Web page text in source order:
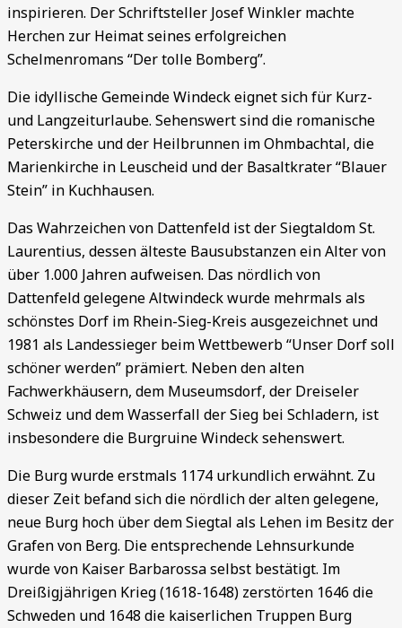
inspirieren. Der Schriftsteller Josef Winkler machte
Herchen zur Heimat seines erfolgreichen
Schelmenromans “Der tolle Bomberg”.
Die idyllische Gemeinde Windeck eignet sich für Kurz-
und Langzeiturlaube. Sehenswert sind die romanische
Peterskirche und der Heilbrunnen im Ohmbachtal, die
Marienkirche in Leuscheid und der Basaltkrater “Blauer
Stein” in Kuchhausen.
Das Wahrzeichen von Dattenfeld ist der Siegtaldom St.
Laurentius, dessen älteste Bausubstanzen ein Alter von
über 1.000 Jahren aufweisen. Das nördlich von
Dattenfeld gelegene Altwindeck wurde mehrmals als
schönstes Dorf im Rhein-Sieg-Kreis ausgezeichnet und
1981 als Landessieger beim Wettbewerb “Unser Dorf soll
schöner werden” prämiert. Neben den alten
Fachwerkhäusern, dem Museumsdorf, der Dreiseler
Schweiz und dem Wasserfall der Sieg bei Schladern, ist
insbesondere die Burgruine Windeck sehenswert.
Die Burg wurde erstmals 1174 urkundlich erwähnt. Zu
dieser Zeit befand sich die nördlich der alten gelegene,
neue Burg hoch über dem Siegtal als Lehen im Besitz der
Grafen von Berg. Die entsprechende Lehnsurkunde
wurde von Kaiser Barbarossa selbst bestätigt. Im
Dreißigjährigen Krieg (1618-1648) zerstörten 1646 die
Schweden und 1648 die kaiserlichen Truppen Burg